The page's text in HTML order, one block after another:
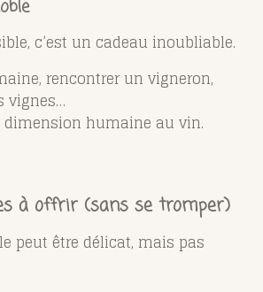
c’est un cadeau inoubliable.
rencontrer un vigneron,
vignes…
dimension humaine au vin.
à offrir (sans se tromper)
peut être délicat, mais pas